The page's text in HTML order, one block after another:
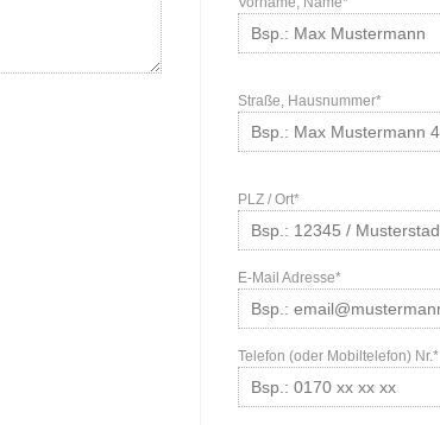
Straße, Hausnummer*
PLZ / Ort*
E-Mail Adresse*
Telefon (oder Mobiltelefon) Nr.*